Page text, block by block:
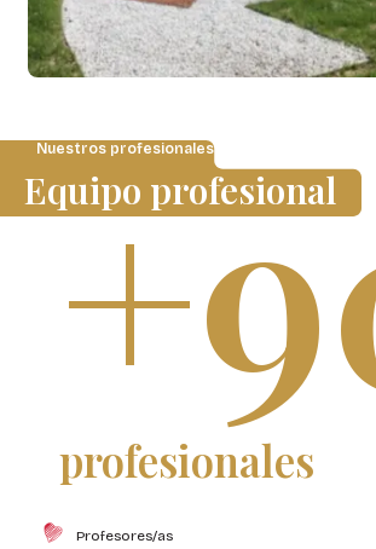
Nuestros profesionales
Equipo profesional
profesionales
Profesores/as